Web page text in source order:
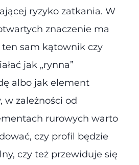
ryzyko zatkania. W
znaczenie ma
sam kątownik czy
jak „rynna”
albo jak element
w zależności od
rurowych warto
czy profil będzie
czy też przewiduje się